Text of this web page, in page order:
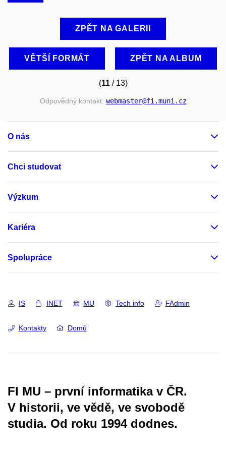
ZPĚT NA GALERII
VĚTŠÍ FORMÁT ZPĚT NA ALBUM
(11/ 13)
Odpovědný kontakt: webmaster@fi.muni.cz
O nás
Chci studovat
Výzkum
Kariéra
Spolupráce
IS INET MU Tech info FAdmin
Kontakty Domů
FI MU – první informatika v ČR.
V historii, ve vědě, ve svobodě
studia. Od roku 1994 dodnes.